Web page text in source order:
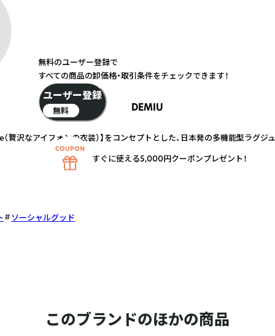
DEMIU
贅沢なアイフォンの衣装）】をコンセプトとした、日本発の多機能型ラグジ
ソーシャルグッド
このブランドのほかの商品
無料のユーザー登録で
すべての商品の卸価格・取引条件をチェックできます！
ユーザー登録
無料
すぐに使える5,000円クーポンプレゼント！